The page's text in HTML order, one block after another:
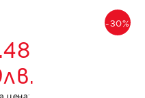
-30%
цена: